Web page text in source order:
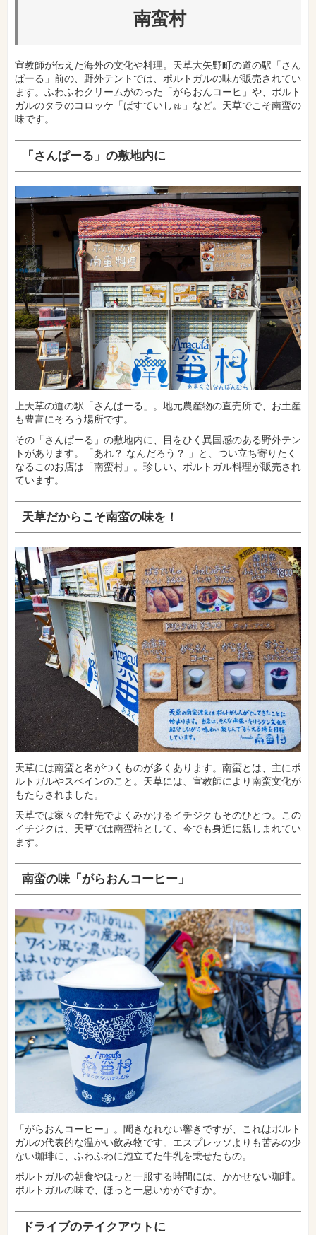
南蛮村
宣教師が伝えた海外の文化や料理。天草大矢野町の道の駅「さん
ぱーる」前の、野外テントでは、ポルトガルの味が販売されてい
ます。ふわふわクリームがのった「がらおんコーヒ」や、ポルト
ガルのタラのコロッケ「ぱすていしゅ」など。天草でこそ南蛮の
味です。
「さんぱーる」の敷地内に
上天草の道の駅「さんぱーる」。地元農産物の直売所で、お土産
も豊富にそろう場所です。
その「さんぱーる」の敷地内に、目をひく異国感のある野外テン
トがあります。「あれ？ なんだろう？ 」と、つい立ち寄りたく
なるこのお店は「南蛮村」。珍しい、ポルトガル料理が販売され
ています。
天草だからこそ南蛮の味を！
天草には南蛮と名がつくものが多くあります。南蛮とは、主にポ
ルトガルやスペインのこと。天草には、宣教師により南蛮文化が
もたらされました。
天草では家々の軒先でよくみかけるイチジクもそのひとつ。この
イチジクは、天草では南蛮柿として、今でも身近に親しまれてい
ます。
南蛮の味「がらおんコーヒー」
「がらおんコーヒー」。聞きなれない響きですが、これはポルト
ガルの代表的な温かい飲み物です。エスプレッソよりも苦みの少
ない珈琲に、ふわふわに泡立てた牛乳を乗せたもの。
ポルトガルの朝食やほっと一服する時間には、かかせない珈琲。
ポルトガルの味で、ほっと一息いかがですか。
ドライブのテイクアウトに